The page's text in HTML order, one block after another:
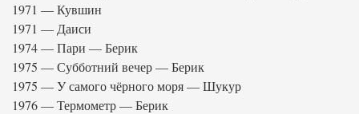
1971 — Кувшин
1971 — Даиси
1974 — Пари — Берик
1975 — Субботний вечер — Берик
1975 — У самого чёрного моря — Шукур
1976 — Термометр — Берик